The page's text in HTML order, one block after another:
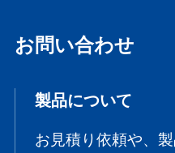
お問い合わせ
製品について
お見積り依頼や、